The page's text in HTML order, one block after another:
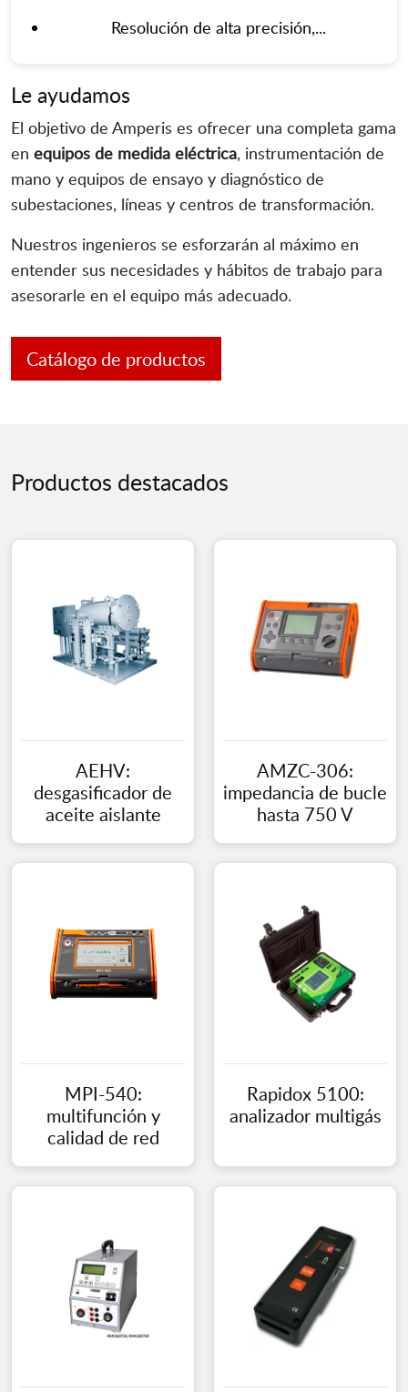
Resolución de alta precisión,...
Le ayudamos
El objetivo de Amperis es ofrecer una completa gama
en equipos de medida eléctrica, instrumentación de
mano y equipos de ensayo y diagnóstico de
subestaciones, líneas y centros de transformación.
Nuestros ingenieros se esforzarán al máximo en
entender sus necesidades y hábitos de trabajo para
asesorarle en el equipo más adecuado.
Catálogo de productos
Productos destacados
AEHV:
desgasificador de
aceite aislante
AMZC-306:
impedancia de bucle
hasta 750 V
MPI-540:
multifunción y
calidad de red
Rapidox 5100:
analizador multigás